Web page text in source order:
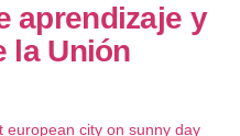
aprendizaje y
la Unión